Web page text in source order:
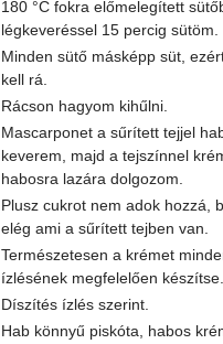
180 °C fokra előmelegített
légkeveréssel 15 percig sütöm.
Minden sütő másképp süt,
kell rá.
Rácson hagyom kihűlni.
Mascarponet a sűrített tejjel
keverem, majd a tejszínnel
habosra lazára dolgozom.
Plusz cukrot nem adok hozzá,
elég ami a sűrített tejben van.
Természetesen a krémet
ízlésének megfelelően készítse.
Díszítés ízlés szerint.
Hab könnyű piskóta, habos